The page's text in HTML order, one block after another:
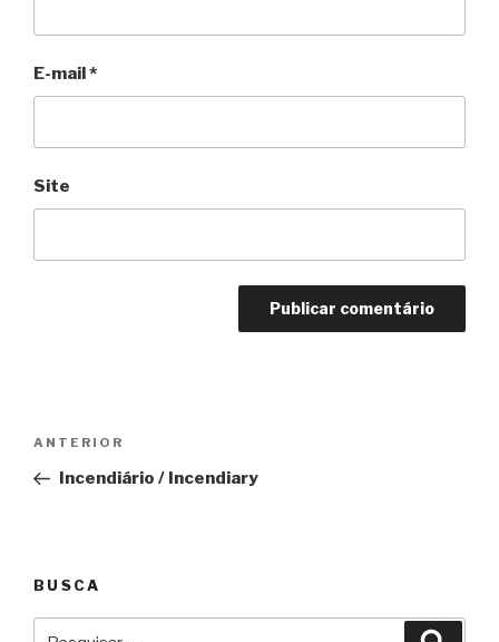
E-mail*
Site
Post
Anterior
ANTERIOR
Incendiário / Incendiary
BUSCA